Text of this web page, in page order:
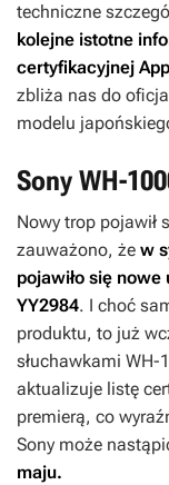
techniczne
kolejne istotne
certyfikacyjnej
zbliża nas do
modelu
Sony WH-
Nowy trop pojawił
zauważono, że w
pojawiło się
YY2984. I choć
produktu, to już
słuchawkami
aktualizuje listę
premierą, co
Sony może
maju.